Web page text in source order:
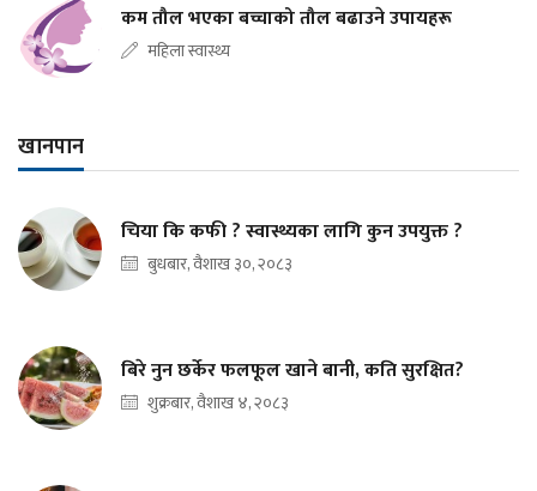
कम तौल भएका बच्चाको तौल बढाउने उपायहरू
महिला स्वास्थ्य
खानपान
चिया कि कफी ? स्वास्थ्यका लागि कुन उपयुक्त ?
बुधबार, वैशाख ३०, २०८३
बिरे नुन छर्केर फलफूल खाने बानी, कति सुरक्षित?
शुक्रबार, वैशाख ४, २०८३